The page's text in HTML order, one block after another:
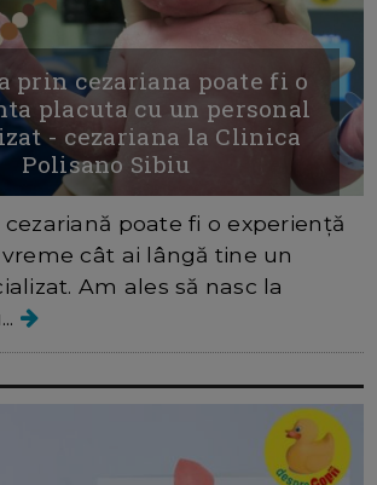
prin cezariana poate fi o
placuta cu un personal
- cezariana la Clinica
Polisano Sibiu
poate fi o experiență
cât ai lângă tine un
Am ales să nasc la